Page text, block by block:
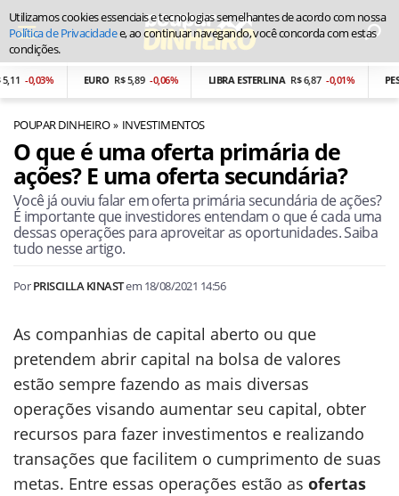
R$ 5,89 -0,06% LIBRA ESTERLINA R$ 6,87 -0,01% PESO
POUPAR DINHEIRO INVESTIMENTOS
O que é uma oferta primária de
ações? E uma oferta secundária?
Você já ouviu falar em oferta primária secundária de ações?
É importante que investidores entendam o que é cada uma
dessas operações para aproveitar as oportunidades. Saiba
tudo nesse artigo.
PorPRISCILLA KINASTem 18/08/2021 14:56
As companhias de capital aberto ou que
pretendem abrir capital na bolsa de valores
estão sempre fazendo as mais diversas
operações visando aumentar seu capital, obter
recursos para fazer investimentos e realizando
transações que facilitem o cumprimento de suas
metas. Entre essas operações estão as ofertas
Utilizamos cookies essenciais e tecnologias semelhantes de acordo com nossa
Política de Privacidadee, ao continuar navegando, você concorda com estas
condições.